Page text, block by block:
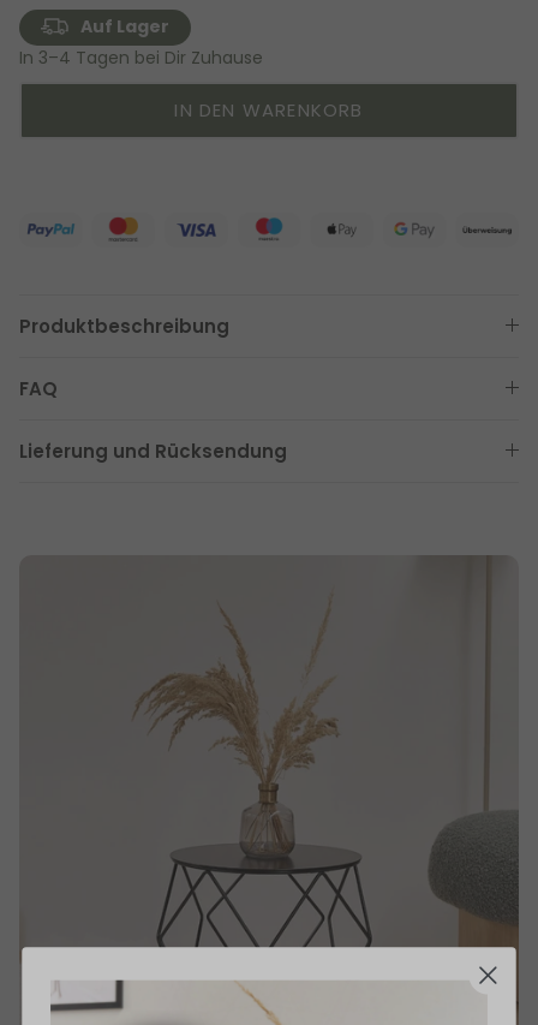
Auf Lager
In 3–4 Tagen bei Dir Zuhause
IN DEN WARENKORB
Produktbeschreibung
FAQ
Lieferung und Rücksendung